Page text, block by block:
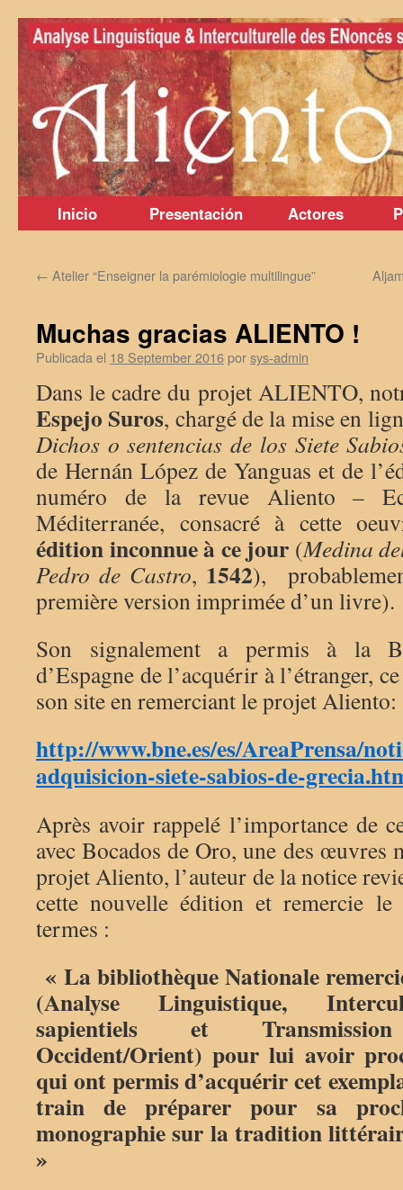
Saltar
contenido
Inicio Presentación Actores
← Atelier “Enseigner la parémiologie multilingue”
Muchas gracias ALIENTO !
Publicada el 18 September 2016porsys-admin
Dans le cadre du projet ALIENTO,
Espejo Suros, chargé de la mise en
Dichos o sentencias de los Siete
de Hernán López de Yanguas et de
numéro de la revue Aliento –
Méditerranée, consacré à cette
édition inconnue à ce jour (Medina
Pedro de Castro, 1542),
première version imprimée d’un livre).
Son signalement a permis à la
d’Espagne de l’acquérir à l’étranger,
son site en remerciant le projet Aliento:
http://www.bne.es/es/AreaPrensa/
adquisicion-siete-sabios-de-
Après avoir rappelé l’importance de
avec Bocados de Oro, une des œuvres
projet Aliento, l’auteur de la notice
cette nouvelle édition et remercie
termes :
« La bibliothèque Nationale
(Analyse Linguistique,
sapientiels et Transmission
Occident/Orient) pour lui avoir
qui ont permis d’acquérir cet
train de préparer pour sa
monographie sur la tradition
»